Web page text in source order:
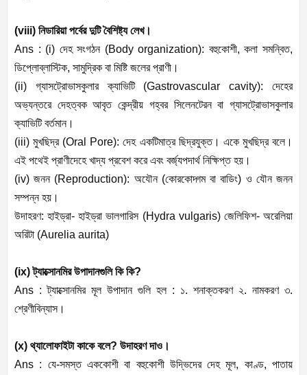
(viii) নিডারিয়া পর্বের দুটি বৈশিষ্ট্য লেখ।
Ans : (i) দেহ সংগঠন(Body organization): বহুকোশী,কলা সমন্বিত,
ডিপ্লোব্লাস্টিক, সামুদ্রিক বা মিষ্টি জলের প্রাণী।
(ii) গ্যাসট্রোভাসকুলার ক্যাভিটি(Gastrovascular cavity):দেহের
অভ্যন্তরে দেহত্বক আবৃত কেন্দ্রীয় গহ্বর সিলেনটেরন বা গ্যাসট্রোভাসকুলার
ক্যাভিটি বর্তমান।
(iii)মুখছিদ্র(Oral Pore):দেহ একটিমাত্র ছিদ্রযুক্ত। একে মুখছিদ্র বলে।
এই পথেই প্রাণীদেহে খাদ্য প্রবেশ করে এবং বর্জ্যপদার্থ নিক্ষিপ্ত হয়।
(iv)জনন(Reproduction): অযৌন(কোরকোদ্গম বা বাডিং) ও যৌন জনন
সম্পন্ন হয়।
উদাহরণ:হাইড্রা-হাইড্রা ভালগারিস(Hydra vulgaris) জেলিফিশ-অরেলিয়া
অরিটা (Aurelia aurita)
(ix)ট্যাক্সোনমির উপাদানগুলি কি কি?
Ans :ট্যাক্সোনমির মূল উপাদান গুলি হল: ১. শনাক্তকরণ ২. নামকরণ ৩.
শ্রেণীবিন্যাস।
(x) থ্যালোফাইটা কাকে বলে? উদাহরণ দাও।
Ans : যে-সমস্ত এককোশী বা বহুকোশী উদ্ভিদের দেহ মূল, কাণ্ড,পাতায়